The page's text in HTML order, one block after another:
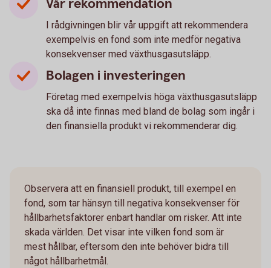
Vår rekommendation
I rådgivningen blir vår uppgift att rekommendera
exempelvis en fond som inte medför negativa
konsekvenser med växthusgasutsläpp.
Bolagen i investeringen
Företag med exempelvis höga växthusgasutsläpp
ska då inte finnas med bland de bolag som ingår i
den finansiella produkt vi rekommenderar dig.
Observera att en finansiell produkt, till exempel en
fond, som tar hänsyn till negativa konsekvenser för
hållbarhetsfaktorer enbart handlar om risker. Att inte
skada världen. Det visar inte vilken fond som är
mest hållbar, eftersom den inte behöver bidra till
något hållbarhetmål.